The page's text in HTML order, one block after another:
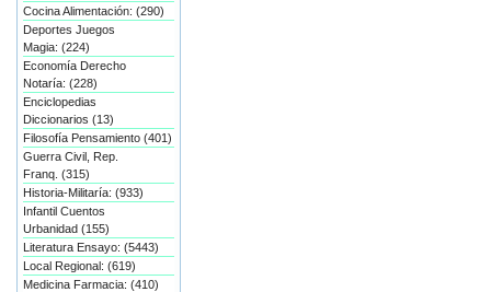
Cocina Alimentación: (290)
Deportes Juegos
Magia: (224)
Economía Derecho
Notaría: (228)
Enciclopedias
Diccionarios (13)
Filosofía Pensamiento (401)
Guerra Civil, Rep.
Franq. (315)
Historia-Militaría: (933)
Infantil Cuentos
Urbanidad (155)
Literatura Ensayo: (5443)
Local Regional: (619)
Medicina Farmacia: (410)